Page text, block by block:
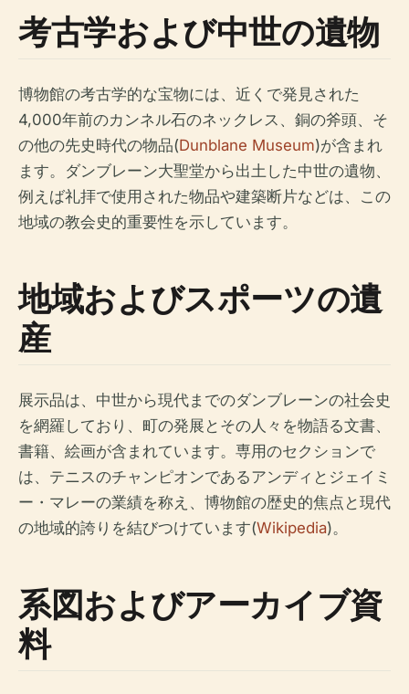
考古学および中世の遺物
博物館の考古学的な宝物には、近くで発見された
4,000年前のカンネル石のネックレス、銅の斧頭、そ
の他の先史時代の物品(Dunblane Museum)が含まれ
ます。ダンブレーン大聖堂から出土した中世の遺物、
例えば礼拝で使用された物品や建築断片などは、この
地域の教会史的重要性を示しています。
地域およびスポーツの遺
産
展示品は、中世から現代までのダンブレーンの社会史
を網羅しており、町の発展とその人々を物語る文書、
書籍、絵画が含まれています。専用のセクションで
は、テニスのチャンピオンであるアンディとジェイミ
ー・マレーの業績を称え、博物館の歴史的焦点と現代
の地域的誇りを結びつけています(Wikipedia)。
系図およびアーカイブ資
料